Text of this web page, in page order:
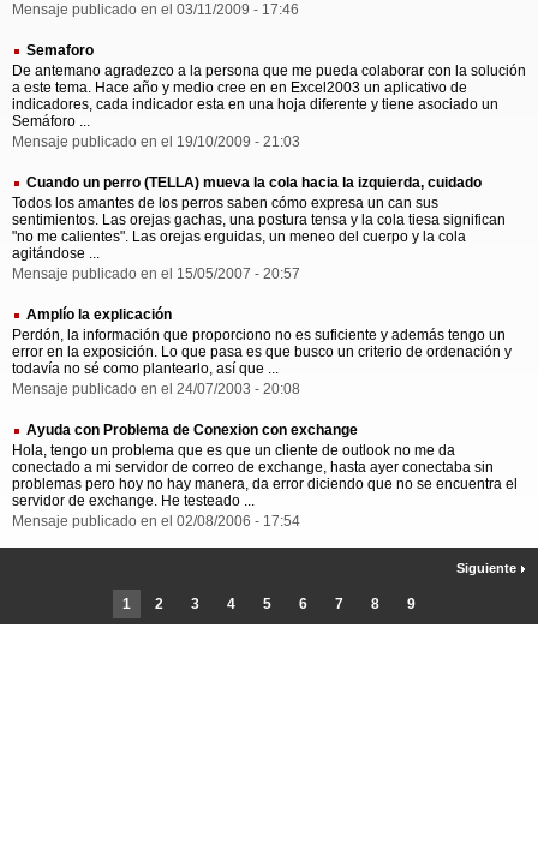
Mensaje publicado en el 03/11/2009 - 17:46
Semaforo
De antemano agradezco a la persona que me pueda colaborar con la solución
a este tema. Hace año y medio cree en en Excel2003 un aplicativo de
indicadores, cada indicador esta en una hoja diferente y tiene asociado un
Semáforo ...
Mensaje publicado en el 19/10/2009 - 21:03
Cuando un perro (TELLA) mueva la cola hacia la izquierda, cuidado
Todos los amantes de los perros saben cómo expresa un can sus
sentimientos. Las orejas gachas, una postura tensa y la cola tiesa significan
"no me calientes". Las orejas erguidas, un meneo del cuerpo y la cola
agitándose ...
Mensaje publicado en el 15/05/2007 - 20:57
Amplío la explicación
Perdón, la información que proporciono no es suficiente y además tengo un
error en la exposición. Lo que pasa es que busco un criterio de ordenación y
todavía no sé como plantearlo, así que ...
Mensaje publicado en el 24/07/2003 - 20:08
Ayuda con Problema de Conexion con exchange
Hola, tengo un problema que es que un cliente de outlook no me da
conectado a mi servidor de correo de exchange, hasta ayer conectaba sin
problemas pero hoy no hay manera, da error diciendo que no se encuentra el
servidor de exchange. He testeado ...
Mensaje publicado en el 02/08/2006 - 17:54
1 2 3 4 5 6 7 8 9
Siguiente